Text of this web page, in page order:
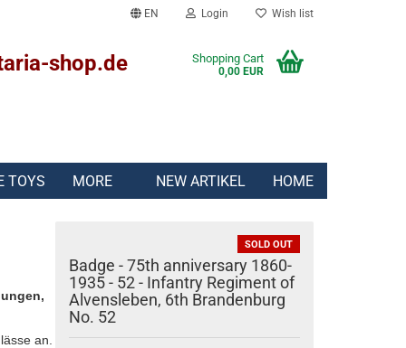
EN Login Wish list
shop.de Shopping Cart
0,00 EUR
TOYS NEW ARTIKEL HOME
MORE
an.
SOLD OUT
Badge - 75th anniversary 1860-
1935 - 52 - Infantry Regiment of
Alvensleben, 6th Brandenburg
No. 52